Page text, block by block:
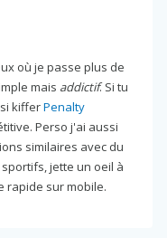
où je passe plus de
mais addictif. Si tu
kifferPenalty
Perso j'ai aussi
similaires avec du
jette un oeil à
rapide sur mobile.